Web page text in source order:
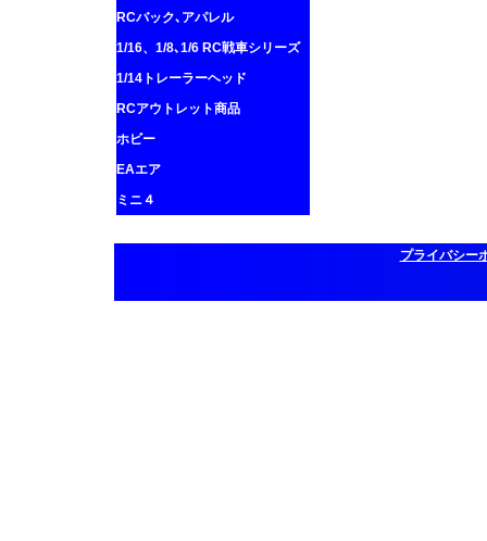
RCバック､アパレル
1/16、1/8､1/6 RC戦車シリーズ
1/14トレーラーヘッド
RCアウトレット商品
ホビー
EAエア
ミニ４
プライバシー